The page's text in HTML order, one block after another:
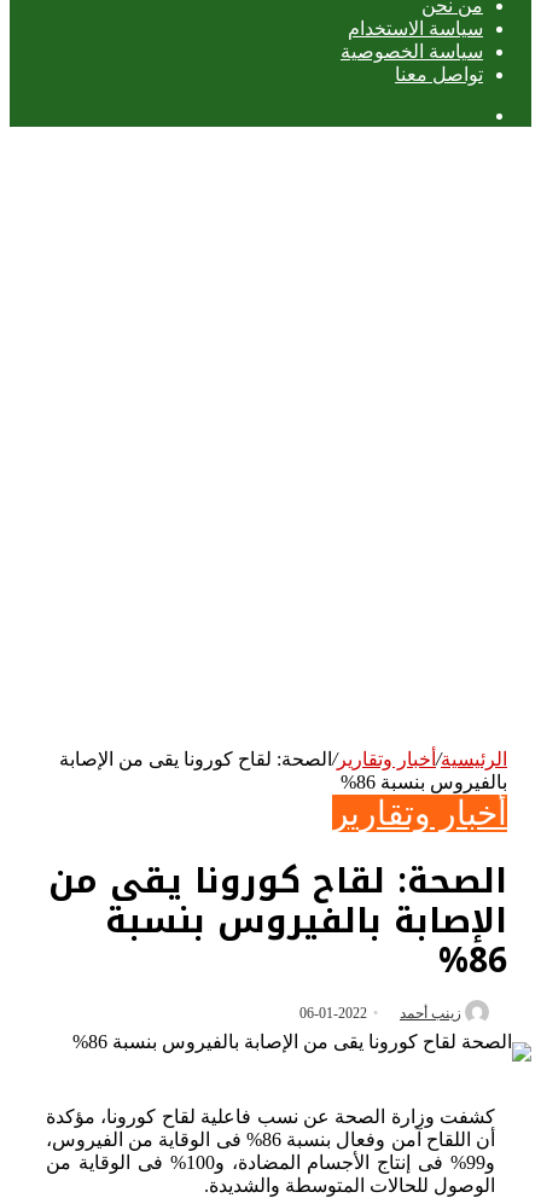
من نحن
سياسة الاستخدام
سياسة الخصوصية
تواصل معنا
الرئيسية/ أخبار وتقارير/ الصحة: لقاح كورونا يقى من الإصابة
بالفيروس بنسبة 86%
أخبار وتقارير
الصحة: لقاح كورونا يقى من
الإصابة بالفيروس بنسبة
86%
زينب أحمد 2022-01-06
كشفت وزارة الصحة عن نسب فاعلية لقاح كورونا، مؤكدة
أن اللقاح آمن وفعال بنسبة 86% فى الوقاية من الفيروس،
و99% فى إنتاج الأجسام المضادة، و100% فى الوقاية من
الوصول للحالات المتوسطة والشديدة.